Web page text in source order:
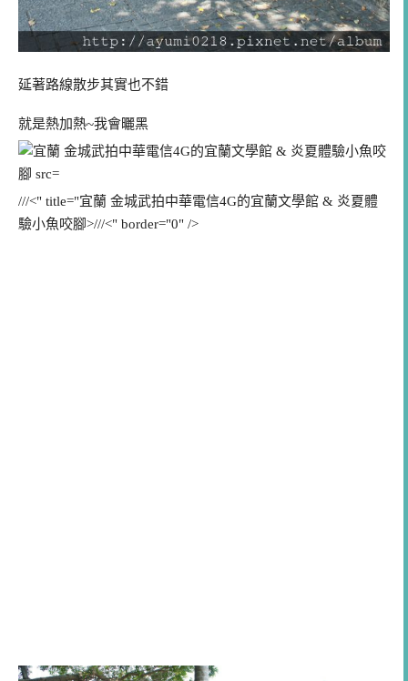
延著路線散步其實也不錯
就是熱加熱~我會曬黑
///<" title="宜蘭 金城武拍中華電信4G的宜蘭文學館 & 炎夏體
驗小魚咬腳>///<" border="0" />